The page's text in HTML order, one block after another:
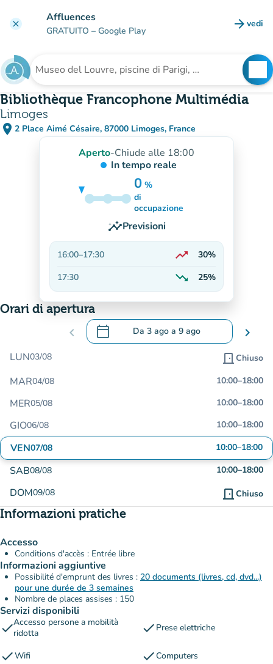
clear Affluences
GRATUITO – Google Play arrow_forward vedi
Cerca una struttura
Bibliothèque Francophone Multimédia
Limoges
place 2 Place Aimé Césaire, 87000 Limoges, France
(apri in Google Maps)
(nuova scheda)
Aperto-Chiude alle 18:00
In tempo reale
0 %
25%
di
occupazione
insightsPrevisioni
16:00–17:30 trending_up
30%
17:30
trending_down
In calo
25%
Orari di apertura
chevron_left calendar_today Da 3 ago a 9 ago
.Aprire il calendario per modificare le
chevron_right
LUN03/08 door_front Chiuso
MAR04/08 10:00–18:00
MER05/08 10:00–18:00
GIO06/08 10:00–18:00
VEN07/08 10:00–18:00
SAB08/08 10:00–18:00
DOM09/08 door_front Chiuso
Informazioni pratiche
Accesso
Conditions d'accès : Entrée libre
Informazioni aggiuntive
Possibilité d'emprunt des livres : 20 documents (livres, cd, dvd...)
pour une durée de 3 semaines
Nombre de places assises : 150
Servizi disponibili
checkAccesso persone a mobilità
ridotta
check Prese elettriche
checkWifi checkComputers